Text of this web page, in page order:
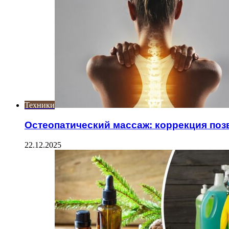
Техники
Остеопатический массаж: коррекция
22.12.2025